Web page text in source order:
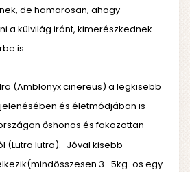
de hamarosan, ahogy
a külvilág iránt, kimerészkednek
is.
(Amblonyx cinereus) a legkisebb
és életmódjában is
őshonos és fokozottan
(Lutra lutra). Jóval kisebb
3- 5kg-os egy